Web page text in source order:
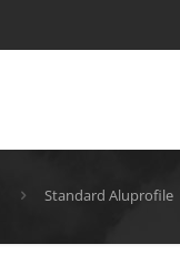
Standard Aluprofile